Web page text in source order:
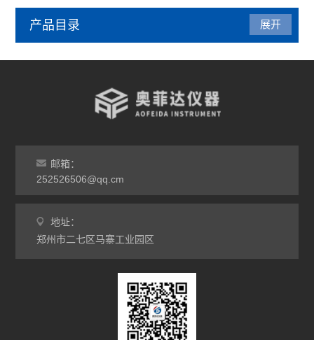
产品目录
干燥箱
烘箱
工业电炉
展开
邮箱：
252526506@qq.cm
地址：
郑州市二七区马寨工业园区